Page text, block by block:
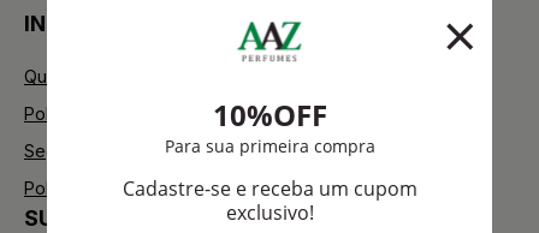
INSTITUCIONAL
Quem Somos
Política de Privacidade
Segurança
Política de Troca
SUPORTE